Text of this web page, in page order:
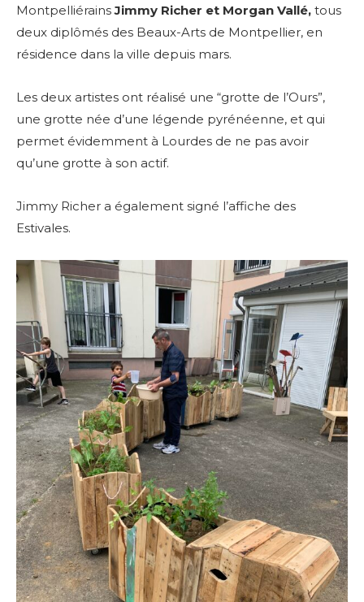
MontpelliérainsJimmy Richer et Morgan Vallé, tous
deux diplômés des Beaux-Arts de Montpellier, en
résidence dans la ville depuis mars.
Les deux artistes ont réalisé une “grotte de l’Ours”,
une grotte née d’une légende pyrénéenne, et qui
permet évidemment à Lourdes de ne pas avoir
qu’une grotte à son actif.
Jimmy Richer a également signé l’affiche des
Estivales.